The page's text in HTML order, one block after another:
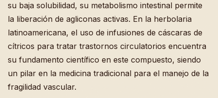
su baja solubilidad, su metabolismo intestinal permite
la liberación de agliconas activas. En la herbolaria
latinoamericana, el uso de infusiones de cáscaras de
cítricos para tratar trastornos circulatorios encuentra
su fundamento científico en este compuesto, siendo
un pilar en la medicina tradicional para el manejo de la
fragilidad vascular.